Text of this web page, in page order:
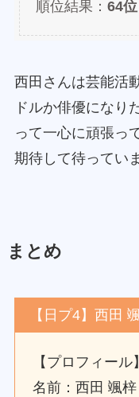
順位結果： 64
西田さんは芸能活
ドルか俳優になり
って一心に頑張っ
期待して待ってい
まとめ
【日プ4】西田
【プロフィール】
名前：西田 颯梓